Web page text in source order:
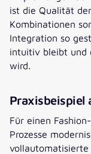
ist die Qualität
Kombinationen
Integration so
intuitiv bleibt und
wird.
Praxisbeispiel
Für einen
Prozesse
vollautomatisierte